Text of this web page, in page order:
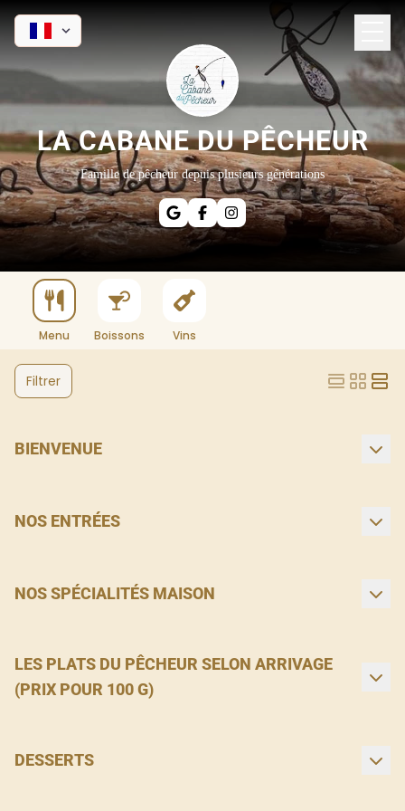
LA CABANE DU PÊCHEUR
Famille de pêcheur depuis plusieurs générations
Menu Boissons Vins
Filtrer
BIENVENUE
NOS ENTRÉES
NOS SPÉCIALITÉS MAISON
LES PLATS DU PÊCHEUR SELON ARRIVAGE
(PRIX POUR 100 G)
DESSERTS